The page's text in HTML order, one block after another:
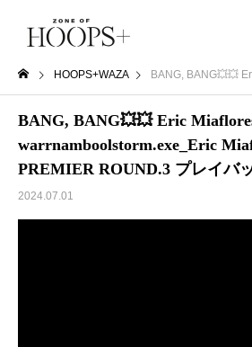
HOOPS+WAZA BANG, BANG💥💥 Eric Miaflores is Red
BANG, BANG💥💥 Eric
warrnamboolstorm.exe_Eric
PREMIER ROUND.3 プレイバ
2024.07.01